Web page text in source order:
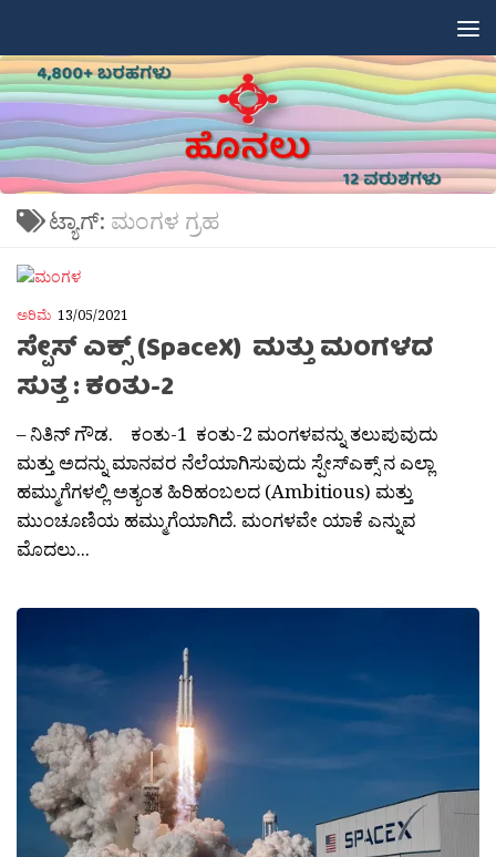
ಟ್ಯಾಗ್: ಮಂಗಳ ಗ್ರಹ
ಅರಿಮೆ 13/05/2021
ಸ್ಪೇಸ್ ಎಕ್ಸ್ (SpaceX) ಮತ್ತು ಮಂಗಳದ
ಸುತ್ತ : ಕಂತು-2
– ನಿತಿನ್ ಗೌಡ. ಕಂತು-1 ಕಂತು-2 ಮಂಗಳವನ್ನು ತಲುಪುವುದು
ಮತ್ತು ಅದನ್ನು ಮಾನವರ ನೆಲೆಯಾಗಿಸುವುದು ಸ್ಪೇಸ್‌ಎಕ್ಸ್ ನ ಎಲ್ಲಾ
ಹಮ್ಮುಗೆಗಳಲ್ಲಿ ಅತ್ಯಂತ ಹಿರಿಹಂಬಲದ (Ambitious) ಮತ್ತು
ಮುಂಚೂಣಿಯ ಹಮ್ಮುಗೆಯಾಗಿದೆ. ಮಂಗಳವೇ ಯಾಕೆ ಎನ್ನುವ
ಮೊದಲು...